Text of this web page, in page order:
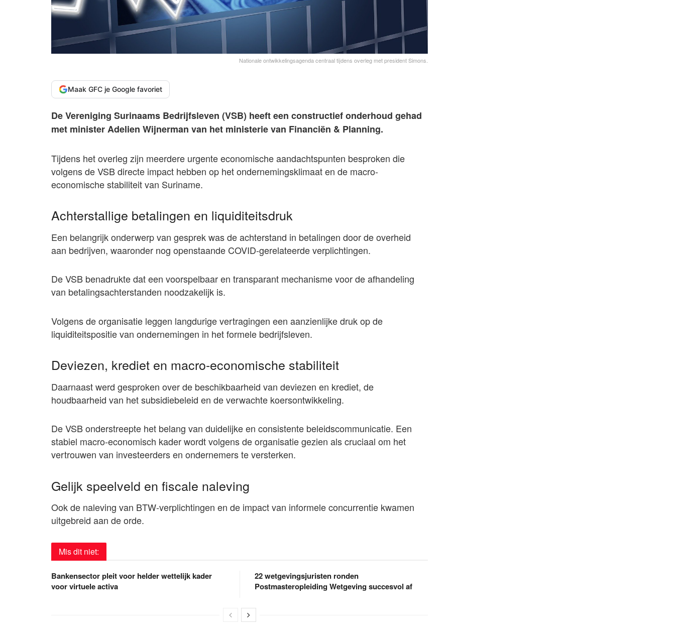
Nationale ontwikkelingsagenda centraal tijdens overleg met president Simons.
Maak GFC je Google favoriet
De Vereniging Surinaams Bedrijfsleven (VSB) heeft een constructief onderhoud gehad
met minister Adelien Wijnerman van het ministerie van Financiën & Planning.
Tijdens het overleg zijn meerdere urgente economische aandachtspunten besproken die
volgens de VSB directe impact hebben op het ondernemingsklimaat en de macro-
economische stabiliteit van Suriname.
Achterstallige betalingen en liquiditeitsdruk
Een belangrijk onderwerp van gesprek was de achterstand in betalingen door de overheid
aan bedrijven, waaronder nog openstaande COVID-gerelateerde verplichtingen.
De VSB benadrukte dat een voorspelbaar en transparant mechanisme voor de afhandeling
van betalingsachterstanden noodzakelijk is.
Volgens de organisatie leggen langdurige vertragingen een aanzienlijke druk op de
liquiditeitspositie van ondernemingen in het formele bedrijfsleven.
Deviezen, krediet en macro-economische stabiliteit
Daarnaast werd gesproken over de beschikbaarheid van deviezen en krediet, de
houdbaarheid van het subsidiebeleid en de verwachte koersontwikkeling.
De VSB onderstreepte het belang van duidelijke en consistente beleidscommunicatie. Een
stabiel macro-economisch kader wordt volgens de organisatie gezien als cruciaal om het
vertrouwen van investeerders en ondernemers te versterken.
Gelijk speelveld en fiscale naleving
Ook de naleving van BTW-verplichtingen en de impact van informele concurrentie kwamen
uitgebreid aan de orde.
Mis dit niet:
Bankensector pleit voor helder wettelijk kader
voor virtuele activa
22 wetgevingsjuristen ronden
Postmasteropleiding Wetgeving succesvol af